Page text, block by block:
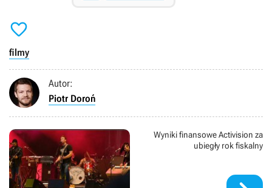

filmy
Autor:
Piotr Doroń
Wyniki finansowe Activision za
ubiegły rok fiskalny